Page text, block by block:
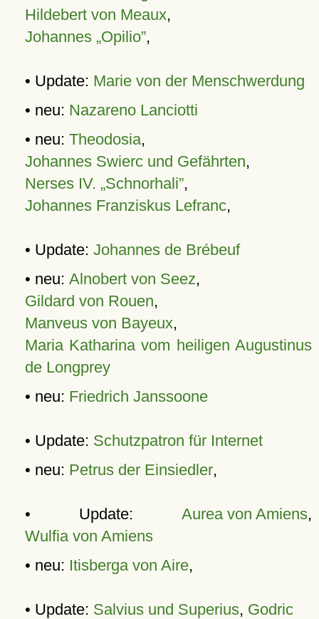
Hildebert von Meaux,
Johannes „Opilio”,
• Update: Marie von der Menschwerdung
• neu: Nazareno Lanciotti
• neu: Theodosia,
Johannes Swierc und Gefährten,
Nerses IV. „Schnorhali”,
Johannes Franziskus Lefranc,
• Update: Johannes de Brébeuf
• neu: Alnobert von Seez,
Gildard von Rouen,
Manveus von Bayeux,
Maria Katharina vom heiligen Augustinus
de Longprey
• neu: Friedrich Janssoone
• Update: Schutzpatron für Internet
• neu: Petrus der Einsiedler,
• Update: Aurea von Amiens,
Wulfia von Amiens
• neu: Itisberga von Aire,
• Update: Salvius und Superius, Godric